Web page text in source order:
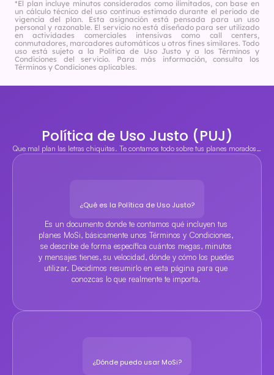
*El plan incluye minutos considerados como ilimitados, con base en
un cálculo técnico del uso continuo estimado durante el periodo de
vigencia del plan. Esta asignación está pensada para un uso
personal y razonable. El servicio no está diseñado para ser utilizado
en actividades comerciales intensivas como call centers,
conmutadores, marcadores automáticos u otros fines similares. Todo
uso está sujeto a la Política de Uso Justo y a los Términos y
Condiciones del servicio. Para más información, consulta los
Términos y Condiciones aplicables.
Política de Uso Justo (PUJ)
Que mal plan las letras chiquitas. Te contamos todo sobre tus planes morados…
¿Qué es la Política de Uso Justo?
Es un documento donde te contamos qué incluyen tus
planes MoSi, básicamente unos Términos y Condiciones,
se describe de forma específica cuántos megas, minutos
y mensajes tienes, su velocidad, dónde y cómo los puedes
utilizar. Decidimos resumirlo en esta página para que
conozcas lo que realmente te importa.
¿Dónde puedo usar MoSi?